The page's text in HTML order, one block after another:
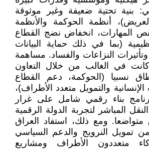
بنية تحتية ضعيفة وغير موثوقة
أنظمة الحوكمة والأنظمة
نقص المهارات، انخفاض نضج القطاع
(بما في ذلك حماية البيانات
وتأثيرات النزاعات والفساد. مساهمة
كانت في الغالب من خلال التعاون
نسبيا (الحوكمة، دعم القطاع
والتمويل متعدد الأطراف)،
بناء رقمي شامل على غرار
المباشر لتجربة الدولة الرقمية
متواضعا. ومع ذلك، استفاد العراق
تمويل النرويج والدعم السياسي
متعددون الأطراف ومشاريع